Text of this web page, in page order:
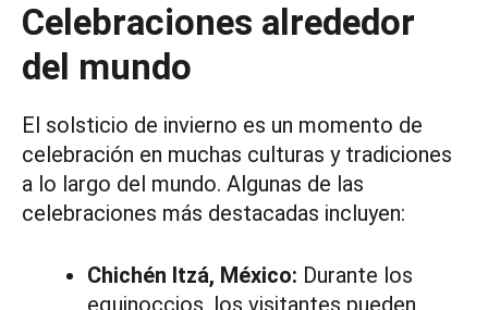
Celebraciones alrededor
del mundo
El solsticio de invierno es un momento de
celebración en muchas culturas y tradiciones
a lo largo del mundo. Algunas de las
celebraciones más destacadas incluyen:
Chichén Itzá, México: Durante los